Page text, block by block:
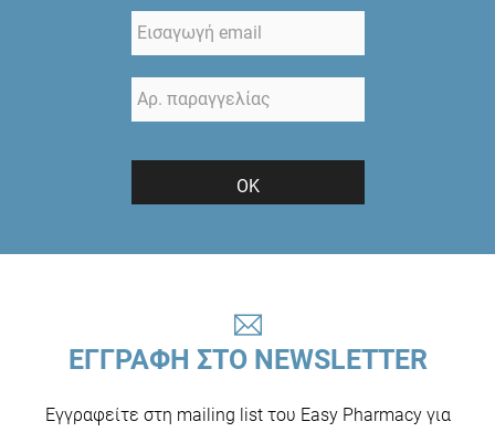
ΟΚ
ΕΓΓΡΑΦΗ ΣΤΟ NEWSLETTER
Εγγραφείτε στη mailing list του Easy Pharmacy για